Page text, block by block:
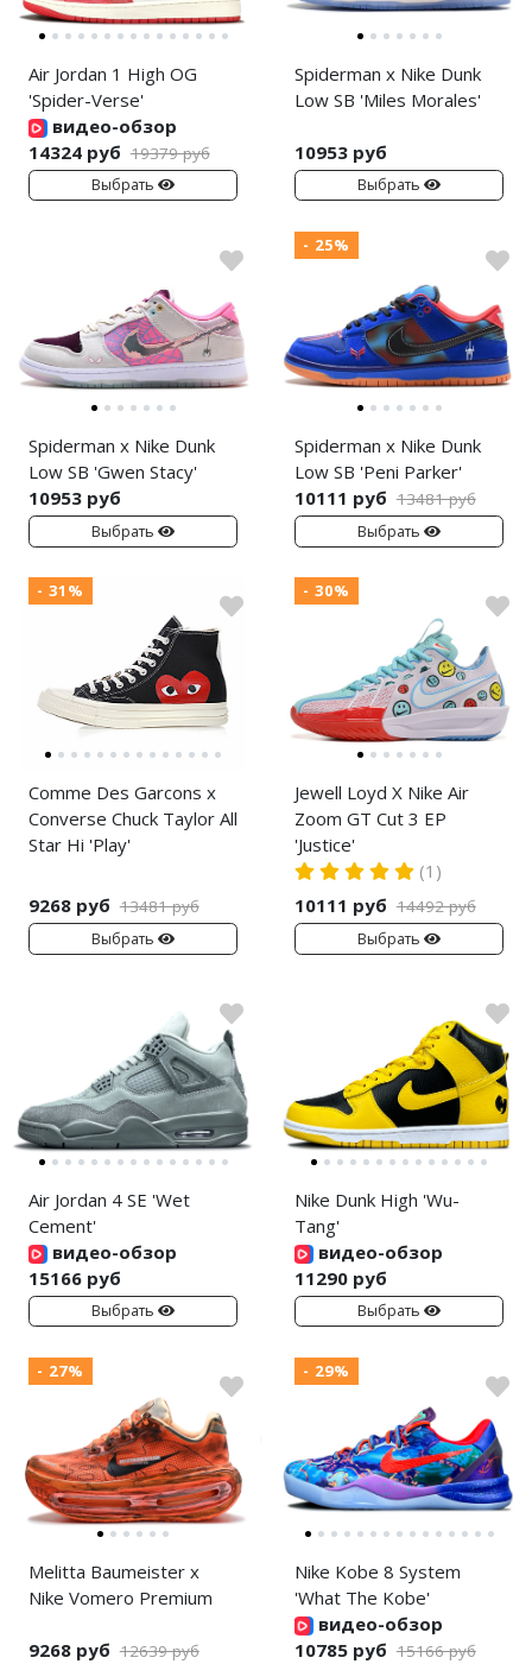
Air Jordan 1 High OG
'Spider-Verse'
видео-обзор
14324 руб 19379 руб
Выбрать
Spiderman x Nike Dunk
Low SB 'Miles Morales'
10953 руб
Выбрать
Spiderman x Nike Dunk
Low SB 'Gwen Stacy'
10953 руб
Выбрать
- 25%
Spiderman x Nike Dunk
Low SB 'Peni Parker'
10111 руб 13481 руб
Выбрать
- 31%
Comme Des Garcons x
Converse Chuck Taylor All
Star Hi 'Play'
9268 руб 13481 руб
Выбрать
- 30%
Jewell Loyd X Nike Air
Zoom GT Cut 3 EP
'Justice'
(1)
10111 руб 14492 руб
Выбрать
Air Jordan 4 SE 'Wet
Cement'
видео-обзор
15166 руб
Выбрать
Nike Dunk High 'Wu-
Tang'
видео-обзор
11290 руб
Выбрать
- 27%
Melitta Baumeister x
Nike Vomero Premium
9268 руб 12639 руб
- 29%
Nike Kobe 8 System
'What The Kobe'
видео-обзор
10785 руб 15166 руб